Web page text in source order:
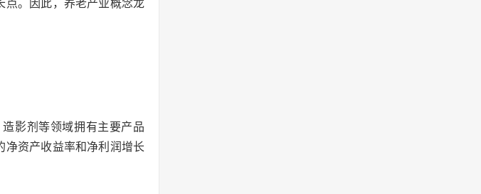
点。因此，养老产业概念龙
影剂等领域拥有主要产品
净资产收益率和净利润增长